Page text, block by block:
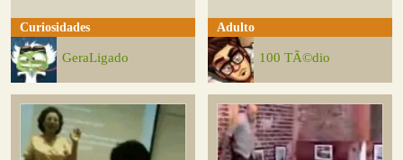
Curiosidades
GeraLigado
Adulto
100 TÃ©dio